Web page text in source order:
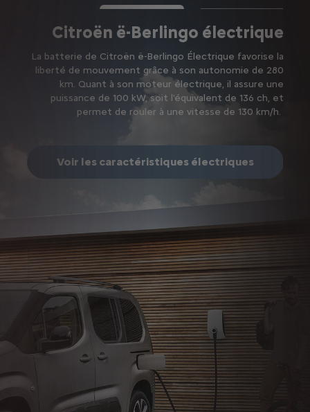
Citroën ë-Berlingo électrique
La batterie de Citroën ë-Berlingo Électrique favorise la
liberté de mouvement grâce à son autonomie de 280
km. Quant à son moteur électrique, il assure une
puissance de 100 kW, soit l'équivalent de 136 ch, et
permet de rouler à une vitesse de 130 km/h.
Voir les caractéristiques électriques